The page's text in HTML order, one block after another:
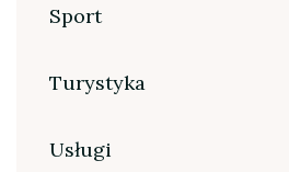
Sport
Turystyka
Usługi